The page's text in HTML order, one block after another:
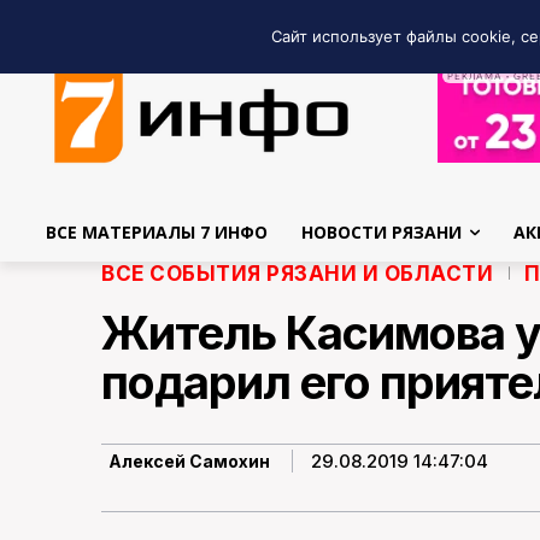
РЕКЛАМА •
ВСЕ МАТЕРИАЛЫ 7 ИНФО НОВОСТИ РЯЗАНИ
ВСЕ СОБЫТИЯ РЯЗАНИ И ОБЛАСТИ
Житель Касимова
подарил его
Алексей Самохин 29.08.2019 14:47:04
Сайт использует файлы cookie,